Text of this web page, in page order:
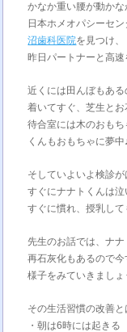
かなか重い腰が動かな
日本ホメオパシーセ
沼歯科医院を見つけ、
昨日パートナーと高
近くには田んぼもある
着いてすぐ、芝生と
待合室には木のおも
くんもおもちゃに夢中
そしていよいよ検診が
すぐにナナトくんは
すぐに慣れ、授乳して
先生のお話では、ナ
再石灰化もあるので
様子をみていきましょ
その生活習慣の改善と
・朝は6時には起きる